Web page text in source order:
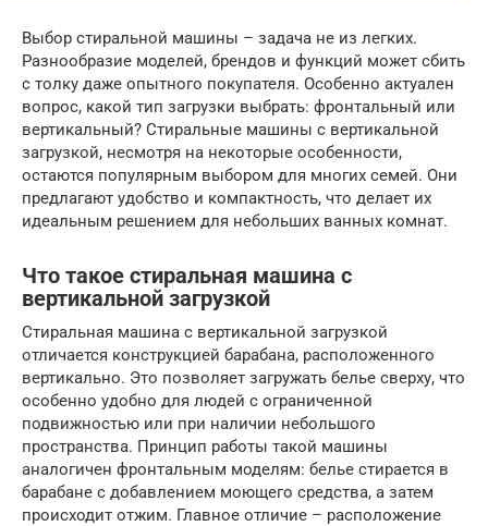
Выбор стиральной машины – задача не из легких.
Разнообразие моделей, брендов и функций может сбить
с толку даже опытного покупателя. Особенно актуален
вопрос, какой тип загрузки выбрать: фронтальный или
вертикальный? Стиральные машины с вертикальной
загрузкой, несмотря на некоторые особенности,
остаются популярным выбором для многих семей. Они
предлагают удобство и компактность, что делает их
идеальным решением для небольших ванных комнат.
Что такое стиральная машина с
вертикальной загрузкой
Стиральная машина с вертикальной загрузкой
отличается конструкцией барабана, расположенного
вертикально. Это позволяет загружать белье сверху, что
особенно удобно для людей с ограниченной
подвижностью или при наличии небольшого
пространства. Принцип работы такой машины
аналогичен фронтальным моделям: белье стирается в
барабане с добавлением моющего средства, а затем
происходит отжим. Главное отличие – расположение